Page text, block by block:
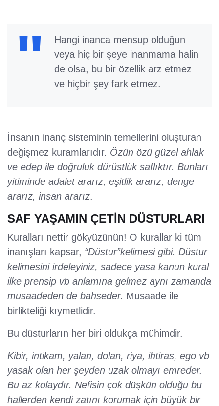
Hangi inanca mensup olduğun
veya hiç bir şeye inanmama halin
de olsa, bu bir özellik arz etmez
ve hiçbir şey fark etmez.
İnsanın inanç sisteminin temellerini oluşturan
değişmez kuramlarıdır. Özün özü güzel ahlak
ve edep ile doğruluk dürüstlük saflıktır. Bunları
yitiminde adalet ararız, eşitlik ararız, denge
ararız, insan ararız.
SAF YAŞAMIN ÇETİN DÜSTURLARI
Kuralları nettir gökyüzünün! O kurallar ki tüm
inanışları kapsar, “Düstur”kelimesi gibi. Düstur
kelimesini irdeleyiniz, sadece yasa kanun kural
ilke prensip vb anlamına gelmez aynı zamanda
müsaadeden de bahseder. Müsaade ile
birlikteliği kıymetlidir.
Bu düsturların her biri oldukça mühimdir.
Kibir, intikam, yalan, dolan, riya, ihtiras, ego vb
yasak olan her şeyden uzak olmayı emreder.
Bu az kolaydır. Nefisin çok düşkün olduğu bu
hallerden kendi zatını korumak için büyük bir